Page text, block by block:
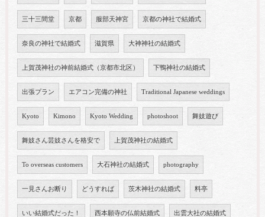
三十三間堂 京都 服部天神宮 京都の神社で結婚式
奈良の神社で結婚式 滋賀県 大神神社の結婚式
上賀茂神社の神前結婚式（京都市北区） 下鴨神社の結婚式
出張プラン エアコン完備の神社 Traditional Japanese weddings
Kyoto Kimono Kyoto Wedding photoshoot 舞妓遊び
舞妓さん芸妓さんを格安で 上賀茂神社の結婚式
To overseas customers 大石神社の結婚式 photography
一見さんお断り どうすれば 茨木神社の結婚式 料亭
いい結婚式だった！ 西本願寺の仏前結婚式 出雲大社の結婚式